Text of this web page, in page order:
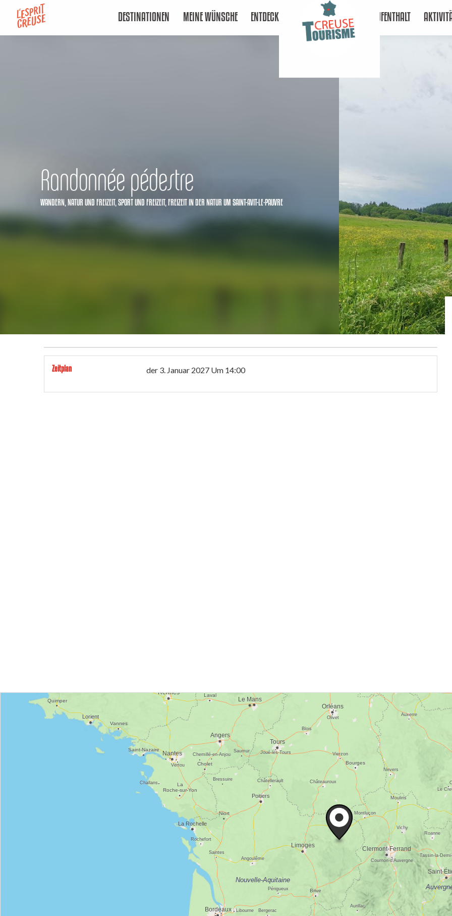
contenu
DESTINATIONEN MEINE WÜNSCHE ENTDECKEN AUFENTHALT
Randonnée pédestre
WANDERN, NATUR UND FREIZEIT, SPORT UND FREIZEIT, FREIZEIT IN DER NATUR UM SAINT-AVIT-LE-PAUVRE
Zeitplan der 3. Januar 2027 Um 14:00